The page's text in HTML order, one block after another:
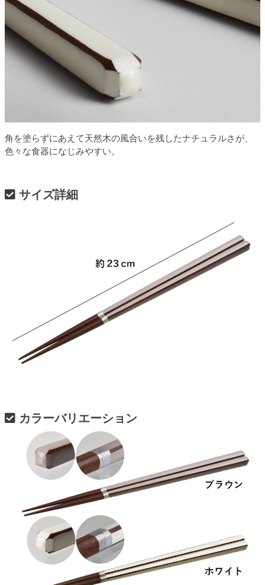
角を塗らずにあえて天然木の風合いを残したナチュラルさが、
色々な食器になじみやすい。
サイズ詳細
カラーバリエーション